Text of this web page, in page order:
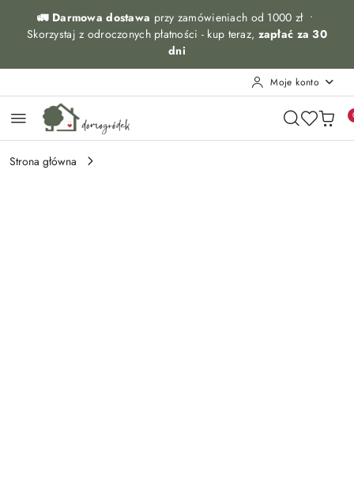
Przejdź do treści głównej
Przejdź do wyszukiwarki
Przejdź do moje konto
Przejdź do menu głównego
Przejdź do opisu produktu
Przejdź do stopki
🚛 Darmowa dostawa przy zamówieniach od 1000 zł •
Skorzystaj z odroczonych płatności - kup teraz, zapłać za 30
dni
Moje konto
Strona główna